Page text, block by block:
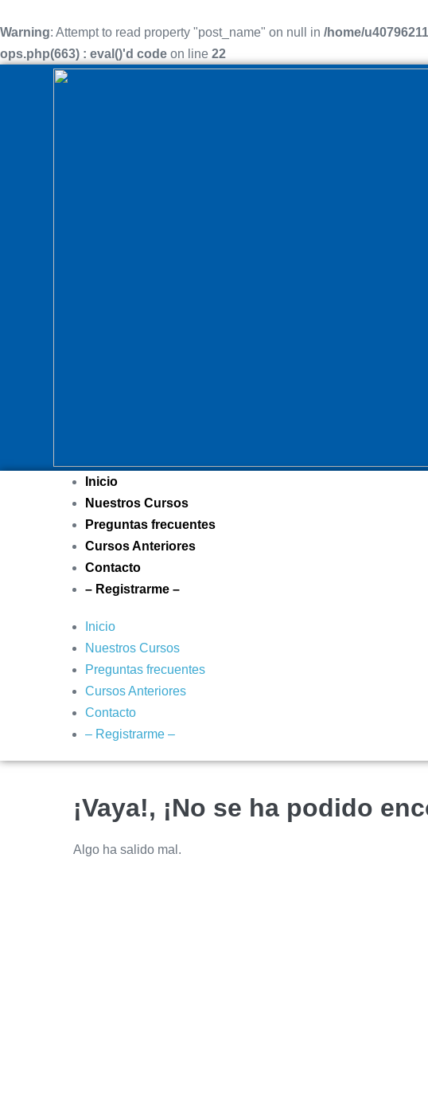
Warning: Attempt to read property "post_name" on null in /home/
ops.php(663) : eval()'d code on line 22
Inicio
Nuestros Cursos
Preguntas frecuentes
Cursos Anteriores
Contacto
– Registrarme –
Inicio
Nuestros Cursos
Preguntas frecuentes
Cursos Anteriores
Contacto
– Registrarme –
¡Vaya!, ¡No se ha podido
Algo ha salido mal.